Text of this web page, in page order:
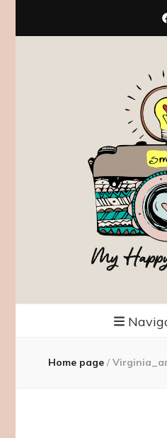
My
Home page /